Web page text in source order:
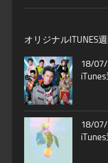
オリジナルITUNES
18/
18/